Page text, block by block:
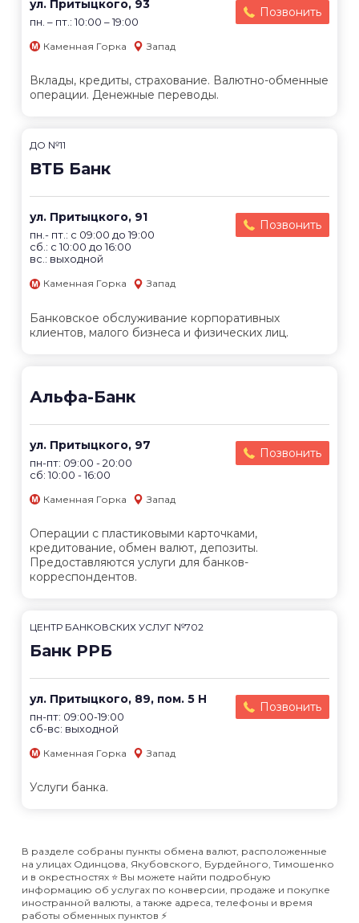
ул. Притыцкого, 93
пн. – пт.: 10:00 – 19:00
Позвонить
Каменная Горка Запад
Вклады, кредиты, страхование. Валютно-обменные
операции. Денежные переводы.
ДО №11
ВТБ Банк
ул. Притыцкого, 91
пн.- пт.: с 09:00 до 19:00
сб.: с 10:00 до 16:00
вс.: выходной
Позвонить
Каменная Горка Запад
Банковское обслуживание корпоративных
клиентов, малого бизнеса и физических лиц.
Альфа-Банк
ул. Притыцкого, 97
пн-пт: 09:00 - 20:00
сб: 10:00 - 16:00
Позвонить
Каменная Горка Запад
Операции с пластиковыми карточками,
кредитование, обмен валют, депозиты.
Предоставляются услуги для банков-
корреспондентов.
ЦЕНТР БАНКОВСКИХ УСЛУГ №702
Банк РРБ
ул. Притыцкого, 89, пом. 5 Н
пн-пт: 09:00-19:00
сб-вс: выходной
Позвонить
Каменная Горка Запад
Услуги банка.
В разделе собраны пункты обмена валют, расположенные
на улицах Одинцова, Якубовского, Бурдейного, Тимошенко
и в окрестностях ⭐️ Вы можете найти подробную
информацию об услугах по конверсии, продаже и покупке
иностранной валюты, а также адреса, телефоны и время
работы обменных пунктов ⚡️